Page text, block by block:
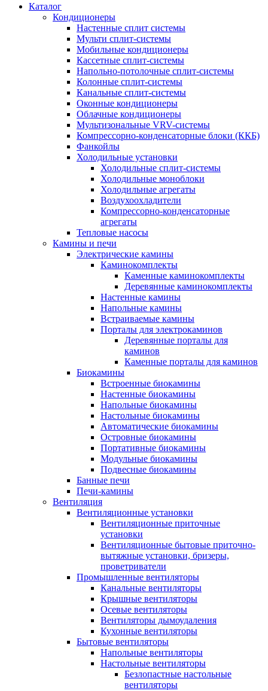
Каталог
Кондиционеры
Настенные сплит системы
Мульти сплит-системы
Мобильные кондиционеры
Кассетные сплит-системы
Напольно-потолочные сплит-системы
Колонные сплит-системы
Канальные сплит-системы
Оконные кондиционеры
Облачные кондиционеры
Мультизональные VRV-системы
Компрессорно-конденсаторные блоки (ККБ)
Фанкойлы
Холодильные установки
Холодильные сплит-системы
Холодильные моноблоки
Холодильные агрегаты
Воздухоохладители
Компрессорно-конденсаторные
агрегаты
Тепловые насосы
Камины и печи
Электрические камины
Каминокомплекты
Каменные каминокомплекты
Деревянные каминокомплекты
Настенные камины
Напольные камины
Встраиваемые камины
Порталы для электрокаминов
Деревянные порталы для
каминов
Каменные порталы для каминов
Биокамины
Встроенные биокамины
Настенные биокамины
Напольные биокамины
Настольные биокамины
Автоматические биокамины
Островные биокамины
Портативные биокамины
Модульные биокамины
Подвесные биокамины
Банные печи
Печи-камины
Вентиляция
Вентиляционные установки
Вентиляционные приточные
установки
Вентиляционные бытовые приточно-
вытяжные установки, бризеры,
проветриватели
Промышленные вентиляторы
Канальные вентиляторы
Крышные вентиляторы
Осевые вентиляторы
Вентиляторы дымоудаления
Кухонные вентиляторы
Бытовые вентиляторы
Напольные вентиляторы
Настольные вентиляторы
Безлопастные настольные
вентиляторы